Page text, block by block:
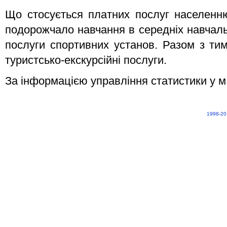
Що стосується платних послуг
подорожчало навчання в середніх
послуги спортивних установ. Разом з
туристсько-екскурсійні послуги.
За інформацією управління статистики у
1998-